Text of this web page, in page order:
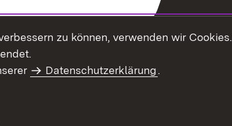
zu können, verwenden wir Cookies.
Datenschutzerklärung.